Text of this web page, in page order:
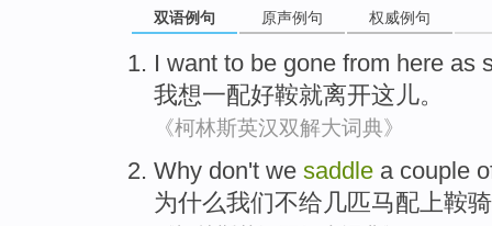
双语例句 原声例句 权威例句
I want to be gone from here as
我想一配好鞍就离开这儿。
《柯林斯英汉双解大词典》
Why don't we saddle a couple
为什么我们不给 几匹马配上鞍